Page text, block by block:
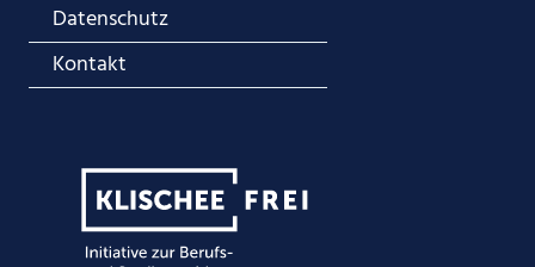
Datenschutz
Kontakt